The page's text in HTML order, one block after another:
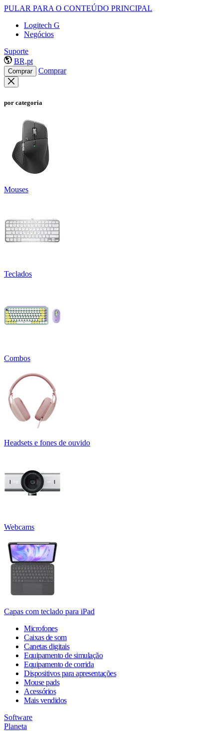
PULAR PARA O CONTEÚDO PRINCIPAL
Logitech G
Negócios
Suporte
BR,pt
Comprar Comprar
por categoria
Mouses
Teclados
Combos
Headsets e fones de ouvido
Webcams
Capas com teclado para iPad
Microfones
Caixas de som
Canetas digitais
Equipamento de simulação
Equipamento de corrida
Dispositivos para apresentações
Mouse pads
Acessórios
Mais vendidos
Software
Planeta